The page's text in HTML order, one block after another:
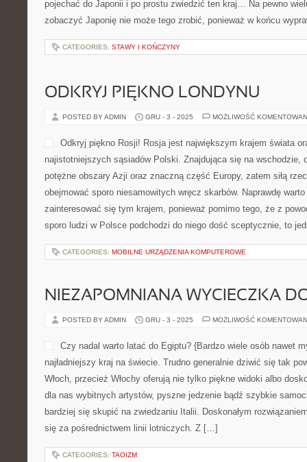
pojechać do Japonii i po prostu zwiedzić ten kraj… Na pewno
zobaczyć Japonię nie może tego zrobić, ponieważ w końcu
CATEGORIES: STAWY I KOŃCZYNY
ODKRYJ PIĘKNO LONDYNU
POSTED BY ADMIN GRU - 3 - 2025 MOŻLIWOŚĆ
Odkryj piękno Rosji! Rosja jest największym krajem świata
najistotniejszych sąsiadów Polski. Znajdująca się na wschodzie,
potężne obszary Azji oraz znaczną część Europy, zatem siłą
obejmować sporo niesamowitych wręcz skarbów. Naprawdę
zainteresować się tym krajem, ponieważ pomimo tego, że z
sporo ludzi w Polsce podchodzi do niego dość sceptycznie, to
CATEGORIES: MOBILNE URZĄDZENIA KOMPUTEROWE
NIEZAPOMNIANA WYCIECZKA
POSTED BY ADMIN GRU - 3 - 2025 MOŻLIWOŚĆ
Czy nadal warto latać do Egiptu? {Bardzo wiele osób nawet
najładniejszy kraj na świecie. Trudno generalnie dziwić się tak
Włoch, przecież Włochy oferują nie tylko piękne widoki albo
dla nas wybitnych artystów, pyszne jedzenie bądź szybkie
bardziej się skupić na zwiedzaniu Italii. Doskonałym
się za pośrednictwem linii lotniczych. Z […]
CATEGORIES: TAOIZM